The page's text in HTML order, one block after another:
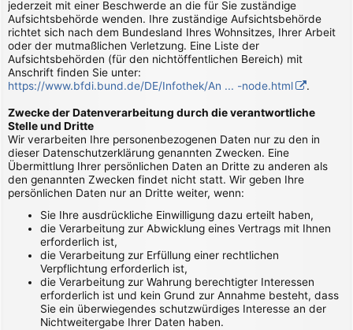
jederzeit mit einer Beschwerde an die für Sie zuständige
Aufsichtsbehörde wenden. Ihre zuständige Aufsichtsbehörde
richtet sich nach dem Bundesland Ihres Wohnsitzes, Ihrer Arbeit
oder der mutmaßlichen Verletzung. Eine Liste der
Aufsichtsbehörden (für den nichtöffentlichen Bereich) mit
Anschrift finden Sie unter:
https://www.bfdi.bund.de/DE/Infothek/An ... -node.html
.
Zwecke der Datenverarbeitung durch die verantwortliche
Stelle und Dritte
Wir verarbeiten Ihre personenbezogenen Daten nur zu den in
dieser Datenschutzerklärung genannten Zwecken. Eine
Übermittlung Ihrer persönlichen Daten an Dritte zu anderen als
den genannten Zwecken findet nicht statt. Wir geben Ihre
persönlichen Daten nur an Dritte weiter, wenn:
Sie Ihre ausdrückliche Einwilligung dazu erteilt haben,
die Verarbeitung zur Abwicklung eines Vertrags mit Ihnen
erforderlich ist,
die Verarbeitung zur Erfüllung einer rechtlichen
Verpflichtung erforderlich ist,
die Verarbeitung zur Wahrung berechtigter Interessen
erforderlich ist und kein Grund zur Annahme besteht, dass
Sie ein überwiegendes schutzwürdiges Interesse an der
Nichtweitergabe Ihrer Daten haben.